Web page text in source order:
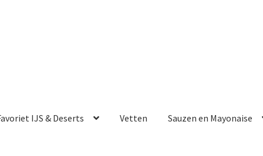
IJS & Deserts Vetten Sauzen en Mayonaise